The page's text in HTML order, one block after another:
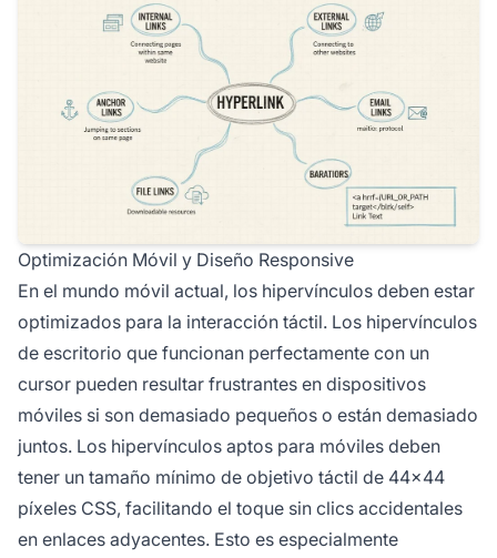
Optimización Móvil y Diseño Responsive
En el mundo móvil actual, los hipervínculos deben estar
optimizados para la interacción táctil. Los hipervínculos
de escritorio que funcionan perfectamente con un
cursor pueden resultar frustrantes en dispositivos
móviles si son demasiado pequeños o están demasiado
juntos. Los hipervínculos aptos para móviles deben
tener un tamaño mínimo de objetivo táctil de 44x44
píxeles CSS, facilitando el toque sin clics accidentales
en enlaces adyacentes. Esto es especialmente